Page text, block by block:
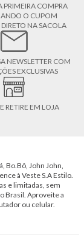
PRIMEIRA COMPRA
O CUPOM
NA SACOLA
NEWSLETTER COM
EXCLUSIVAS
RETIRE EM LOJA
Bo.Bô, John John,
à Veste S.A Estilo.
e limitadas, sem
Brasil. Aproveite a
ou celular.